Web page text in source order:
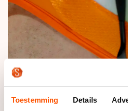
Toestemming Details
Schoonrijden
Natuurijs
Inlineskaten
Kunstschaatsen
Persoonlijke records & tijden
Historie & statistiek
Inschrijven wedstrijden
Algemene Nederlandse
Deze zomer de weg op
Waar kan ik schaatsen en
Schaatsfans
Alles voor jou als schaatsfan
Evenementen
Tickets
Livestreams
Olympische Spelen
Medaille overzicht